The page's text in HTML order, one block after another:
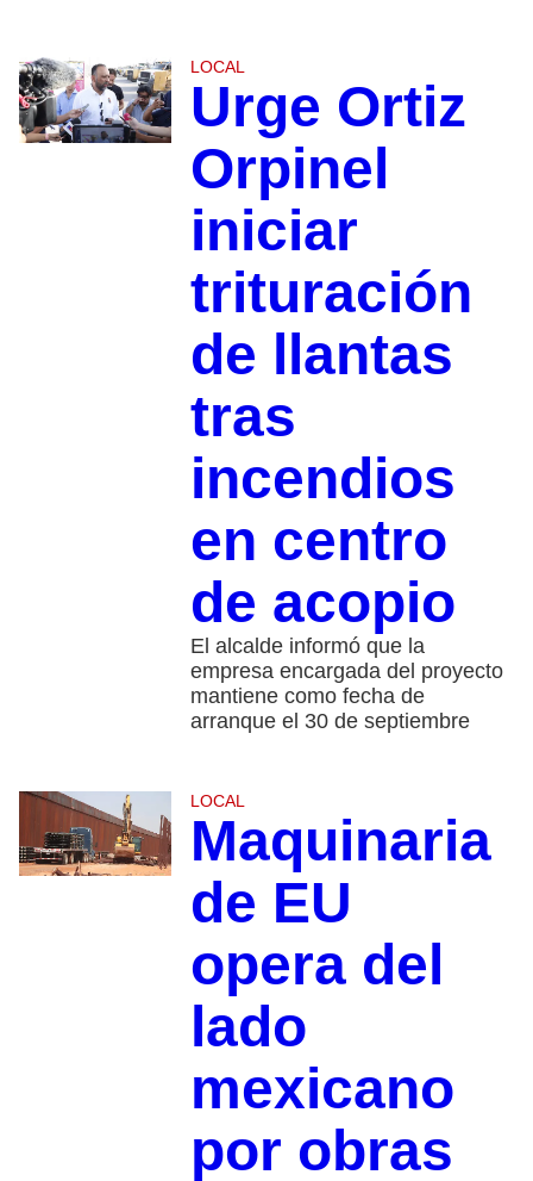
LOCAL
Urge Ortiz
Orpinel
iniciar
trituración
de llantas
tras
incendios
en centro
de acopio
El alcalde informó que la
empresa encargada del proyecto
mantiene como fecha de
arranque el 30 de septiembre
LOCAL
Maquinaria
de EU
opera del
lado
mexicano
por obras